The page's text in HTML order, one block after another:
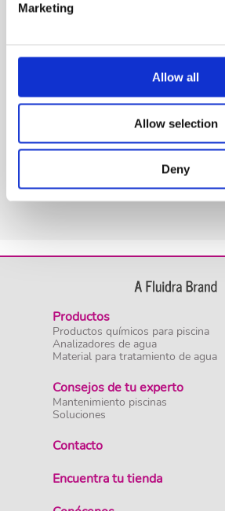
Marketing
Allow all
Allow selection
Deny
Productos
Productos químicos para piscina
Analizadores de agua
Material para tratamiento de agua
Consejos de tu experto
Mantenimiento piscinas
Soluciones
Contacto
Encuentra tu tienda